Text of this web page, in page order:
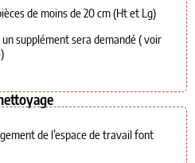
de moins de 20 cm (Ht et Lg)
supplément sera demandé ( voir
de l’espace de travail font